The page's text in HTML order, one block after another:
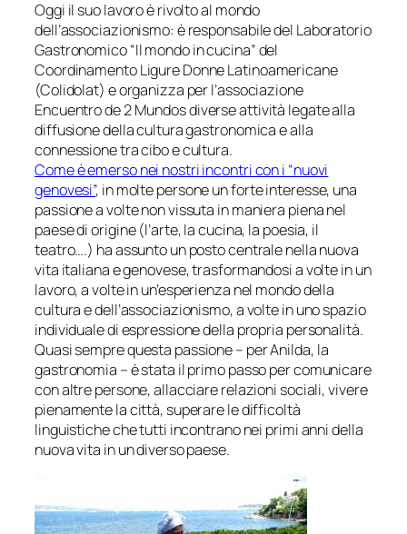
Oggi il suo lavoro è rivolto al mondo
dell’associazionismo: è responsabile del Laboratorio
Gastronomico “Il mondo in cucina” del
Coordinamento Ligure Donne Latinoamericane
(Colidolat) e organizza per l’associazione
Encuentro de 2 Mundosdiverse attività legate alla
diffusione della cultura gastronomica e alla
connessione tra cibo e cultura.
Come è emerso nei nostri incontri con i “nuovi
genovesi”, in molte persone un forte interesse, una
passione a volte non vissuta in maniera piena nel
paese di origine (l’arte, la cucina, la poesia, il
teatro….) ha assunto un posto centrale nella nuova
vita italiana e genovese, trasformandosi a volte in un
lavoro, a volte in un’esperienza nel mondo della
cultura e dell’associazionismo, a volte in uno spazio
individuale di espressione della propria personalità.
Quasi sempre questa passione – per Anilda, la
gastronomia – è stata il primo passo per comunicare
con altre persone, allacciare relazioni sociali, vivere
pienamente la città, superare le difficoltà
linguistiche che tutti incontrano nei primi anni della
nuova vita in un diverso paese.